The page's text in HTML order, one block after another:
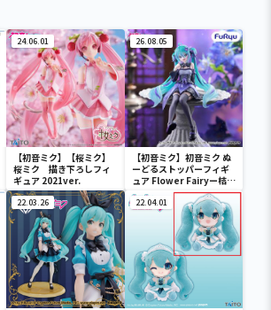
24.06.01
【初音ミク】【桜ミク】
桜ミク 描き下ろしフィ
ギュア 2021ver.
26.08.05
【初音ミク】初音ミク ぬ
ーどるストッパーフィギ
ュア Flower Fairyー桔梗
ー
22.03.26 22.04.01